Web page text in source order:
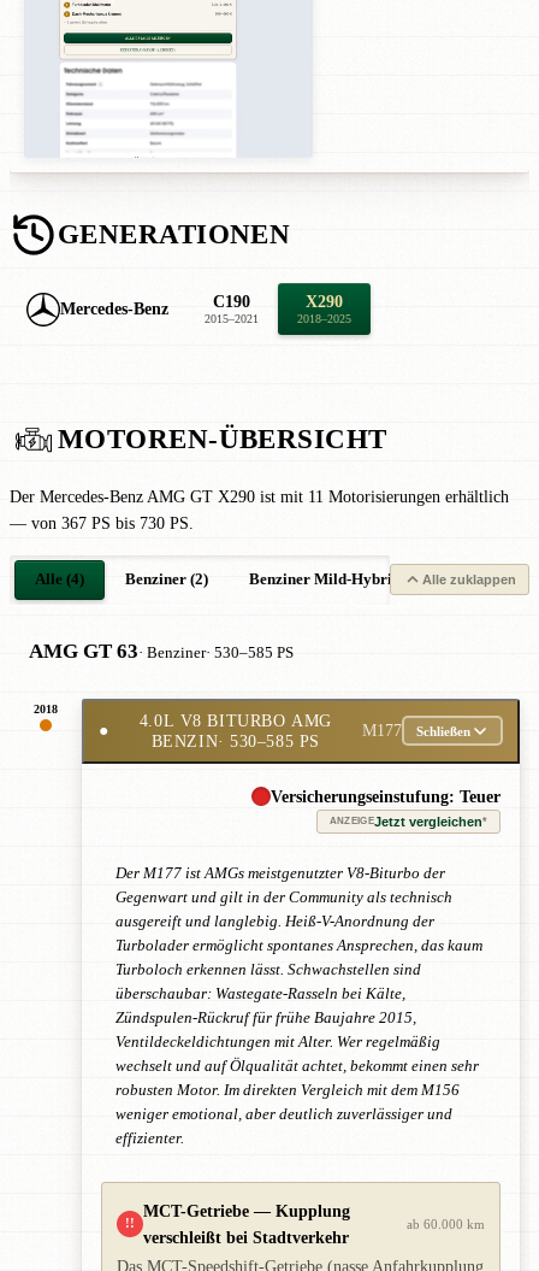
GENERATIONEN
Mercedes-Benz C190
2015–2021
X290
2018–2025
MOTOREN-ÜBERSICHT
Der Mercedes-Benz AMG GT X290 ist mit 11 Motorisierungen erhältlich
— von 367 PS bis 730 PS.
Alle (4) Benziner (2) Benziner Mild-Hybrid (2) Alle zuklappen
AMG GT 63· Benziner· 530–585 PS
2018
●
4.0L V8 BITURBO AMG
BENZIN· 530–585 PS
M177 Schließen
Versicherungseinstufung: Teuer
ANZEIGEJetzt vergleichen*
Der M177 ist AMGs meistgenutzter V8-Biturbo der
Gegenwart und gilt in der Community als technisch
ausgereift und langlebig. Heiß-V-Anordnung der
Turbolader ermöglicht spontanes Ansprechen, das kaum
Turboloch erkennen lässt. Schwachstellen sind
überschaubar: Wastegate-Rasseln bei Kälte,
Zündspulen-Rückruf für frühe Baujahre 2015,
Ventildeckeldichtungen mit Alter. Wer regelmäßig
wechselt und auf Ölqualität achtet, bekommt einen sehr
robusten Motor. Im direkten Vergleich mit dem M156
weniger emotional, aber deutlich zuverlässiger und
effizienter.
!!
MCT-Getriebe — Kupplung
verschleißt bei Stadtverkehr
ab 60.000 km
Das MCT-Speedshift-Getriebe (nasse Anfahrkupplung